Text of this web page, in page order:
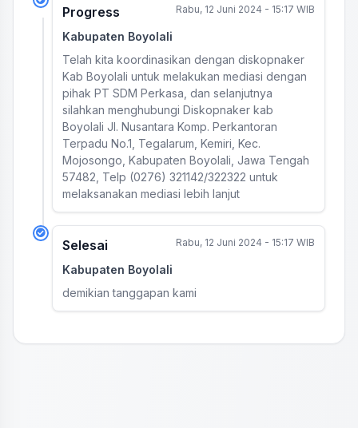
Progress Rabu, 12 Juni 2024 - 15:17 WIB
Kabupaten Boyolali
Telah kita koordinasikan dengan diskopnaker
Kab Boyolali untuk melakukan mediasi dengan
pihak PT SDM Perkasa, dan selanjutnya
silahkan menghubungi Diskopnaker kab
Boyolali Jl. Nusantara Komp. Perkantoran
Terpadu No.1, Tegalarum, Kemiri, Kec.
Mojosongo, Kabupaten Boyolali, Jawa Tengah
57482, Telp (0276) 321142/322322 untuk
melaksanakan mediasi lebih lanjut
Selesai Rabu, 12 Juni 2024 - 15:17 WIB
Kabupaten Boyolali
demikian tanggapan kami